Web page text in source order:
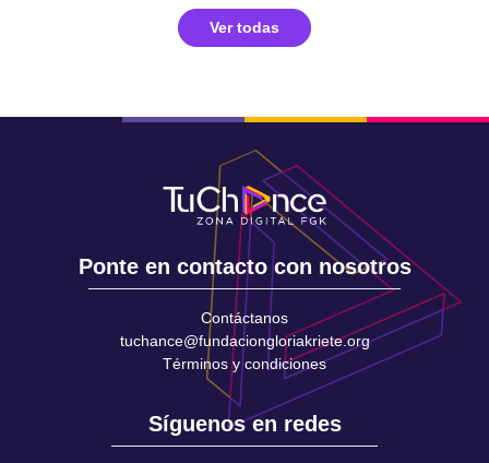
Ver todas
Ponte en contacto con nosotros
Contáctanos
tuchance@fundaciongloriakriete.org
Términos y condiciones
Síguenos en redes